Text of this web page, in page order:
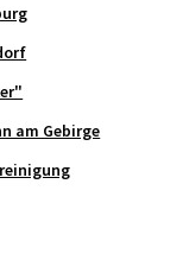
am Gebirge